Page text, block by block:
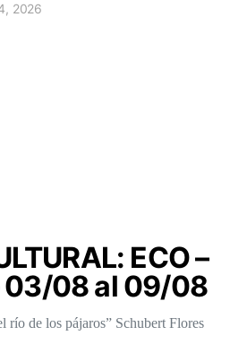
2026
ECO –
03/08 al 09/08
río de los pájaros” Schubert Flores